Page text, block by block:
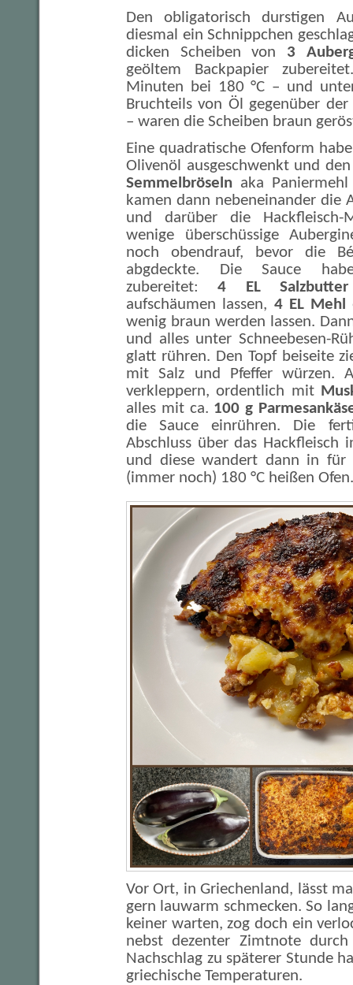
Den obligatorisch durstigen
diesmal ein Schnippchen
dicken Scheiben von 3
geöltem Backpapier
Minuten bei 180 °C – und
Bruchteils von Öl gegenüber
– waren die Scheiben braun
Eine quadratische Ofenform
Olivenöl ausgeschwenkt und
Semmelbröseln aka
kamen dann nebeneinander die
und darüber die Hackfleisch-
wenige überschüssige
noch obendrauf, bevor die
abgdeckte. Die Sauce habe
zubereitet:4 EL Salzbutter
aufschäumen lassen, 4 EL Mehl
wenig braun werden lassen.
und alles unter Schneebesen-
glatt rühren. Den Topf beiseite
mit Salz und Pfeffer würzen.
verkleppern, ordentlich mit
alles mit ca. 100 g
die Sauce einrühren. Die
Abschluss über das Hackfleisch
und diese wandert dann in
(immer noch) 180 °C heißen Ofen.
Vor Ort, in Griechenland, lässt
gern lauwarm schmecken. So
keiner warten, zog doch ein
nebst dezenter Zimtnote
Nachschlag zu späterer Stunde
griechische Temperaturen.